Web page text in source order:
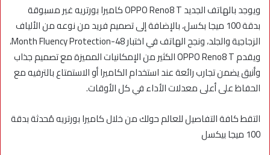
ويوجد بالهاتف الجديد OPPO Reno8 T كاميرا بورتريه غير مسبوقة
بدقة 100 ميجا بكسل، بالإضافة إلى تصميم فريد من نوعه من الألياف
الزجاجية والجلد، ونجح الهاتف في اختبار 48-Month Fluency Protection،
ويقدم OPPO Reno8 T الكثير من الإمكانيات المميزة مع تصميم جذاب
وأنيق يضمن تجارب رائعة عند استخدام الكاميرا أو الاستمتاع بالترفيه مع
الحفاظ على أعلى معدلات الأداء في كل الأوقات.
التقط كافة التفاصيل للعالم حولك من خلال كاميرا بورتريه مُحدثة بدقة
100 ميجا بيكسل